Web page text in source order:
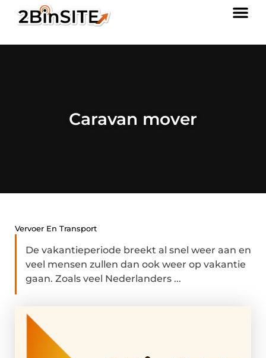
Caravan mover
Vervoer En Transport
De vakantieperiode breekt al snel weer aan en
veel mensen zullen dan ook weer op vakantie
gaan. Zoals veel Nederlanders ...